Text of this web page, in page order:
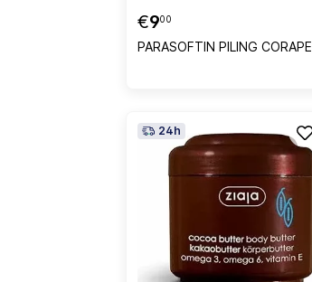
€900
PARASOFTIN PILING CORAPE
24h